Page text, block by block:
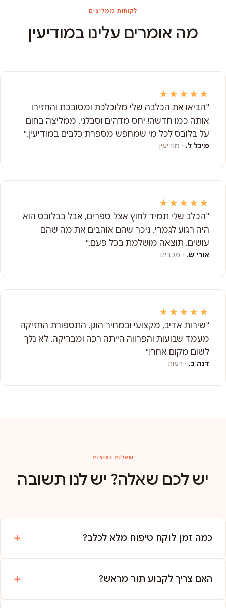
לקוחות ממליצים
מה אומרים עלינו במודיעין
★★★★★
"הביאו את הכלבה שלי מלוכלכת ומסובכת והחזירו
אותה כמו חדשה! יחס מדהים וסבלני. ממליצה בחום
על בלובס לכל מי שמחפש מספרת כלבים במודיעין."
מיכל ל. · מודיעין
★★★★★
"הכלב שלי תמיד לחוץ אצל ספרים, אבל בבלובס הוא
היה רגוע לגמרי. ניכר שהם אוהבים את מה שהם
עושים. תוצאה מושלמת בכל פעם."
אורי ש. · מכבים
★★★★★
"שירות אדיב, מקצועי ובמחיר הוגן. התספורת החזיקה
מעמד שבועות והפרווה הייתה רכה ומבריקה. לא נלך
לשום מקום אחר!"
דנה כ. · רעות
שאלות נפוצות
יש לכם שאלה? יש לנו תשובה
כמה זמן לוקח טיפוח מלא לכלב?
האם צריך לקבוע תור מראש?